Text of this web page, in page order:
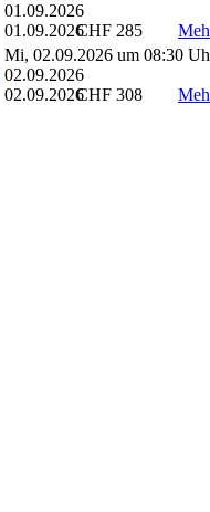
01.09.2026
01.09.2026CHF 285
Mi, 02.09.2026 um 08:30
02.09.2026
02.09.2026CHF 308